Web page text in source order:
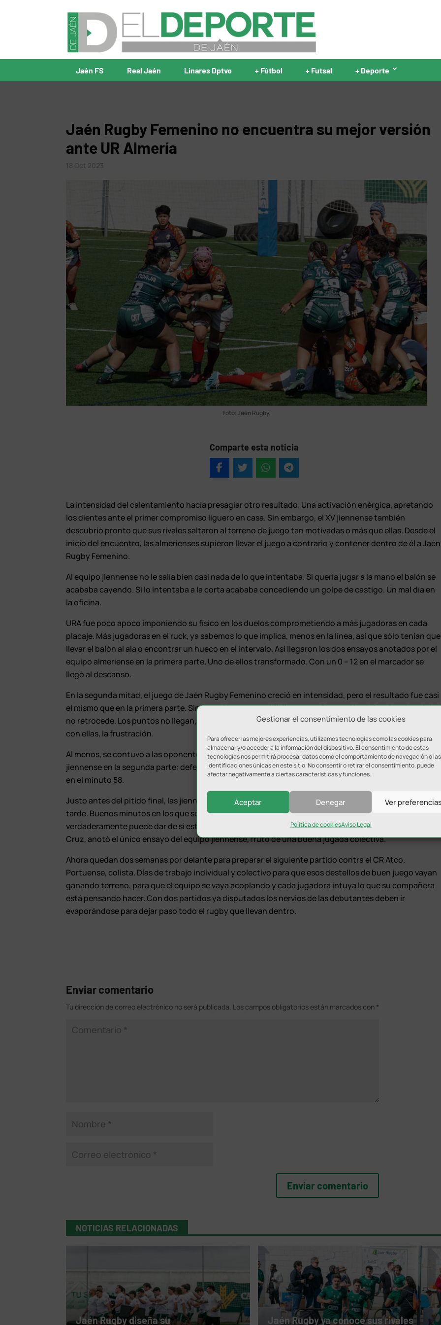
Gestionar el consentimiento de las cookies
Para ofrecer las mejores experiencias, utilizamos tecnologías como las cookies para
almacenar y/o acceder a la información del dispositivo. El consentimiento de estas
tecnologías nos permitirá procesar datos como el comportamiento de navegación o las
identificaciones únicas en este sitio. No consentir o retirar el consentimiento, puede
afectar negativamente a ciertas características y funciones.
Aceptar Denegar Ver
Política de cookiesAviso Legal
Jaén FS Real Jaén Linares Dptvo + Fútbol + Futsal + Deporte
Jaén Rugby Femenino no encuentra su mejor versión
ante UR Almería
Foto: Jaén Rugby.
Comparte esta noticia
La intensidad del calentamiento hacía presagiar otro resultado. Una activación enérgica, apretando
los dientes ante el primer compromiso liguero en casa. Sin embargo, el XV jiennense también
descubrió pronto que sus rivales saltaron al terreno de juego tan motivadas o más que ellas. Desde el
inicio del encuentro, las almerienses supieron llevar el juego a contrario y contener dentro de él a Jaén
Rugby Femenino.
Al equipo jiennense no le salía bien casi nada de lo que intentaba. Si quería jugar a la mano el balón se
acababa cayendo. Si lo intentaba a la corta acababa concediendo un golpe de castigo. Un mal día en
la oficina.
URA fue poco apoco imponiendo su físico en los duelos comprometiendo a más jugadoras en cada
placaje. Más jugadoras en el ruck, ya sabemos lo que implica, menos en la línea, así que sólo tenían que
llevar el balón al ala o encontrar un hueco en el intervalo. Así llegaron los dos ensayos anotados por el
equipo almeriense en la primera parte. Uno de ellos transformado. Con un 0 – 12 en el marcador se
llegó al descanso.
En la segunda mitad, el juego de Jaén Rugby Femenino creció en intensidad, pero el resultado fue casi
el mismo que en la primera parte. Sin posesión, es muy difícil avanzar. Sin presión defensiva alta, el
no retrocede. Los puntos no llegan, los ataques mueren lejos de la línea de ensayo, surgen las dudas y,
con ellas, la frustración.
Al menos, se contuvo a las oponentes, porque, básicamente eso fue lo que hicieron las jugadoras
jiennense en la segunda parte: defender. No obstante, aún así, URA sumó su tercer, y último ensayo,
en el minuto 58.
Justo antes del pitido final, las jiennenses lograron por fin encadenar fases en ataque. Demasiado
tarde. Buenos minutos en los que se pudo ver a lo que Jaén Rugby Femenino quiere jugar y lo que
verdaderamente puede dar de sí esta plantilla tan joven – seis sub 18 en el XV inicial. Una de ellas, Laura
Cruz, anotó el único ensayo del equipo jiennense, fruto de una buena jugada colectiva.
Ahora quedan dos semanas por delante para preparar el siguiente partido contra el CR Atco.
Portuense, colista. Días de trabajo individual y colectivo para que esos destellos de buen juego vayan
ganando terreno, para que el equipo se vaya acoplando y cada jugadora intuya lo que su compañera
está pensando hacer. Con dos partidos ya disputados los nervios de las debutantes deben ir
evaporándose para dejar paso todo el rugby que llevan dentro.
Enviar comentario
Tu dirección de correo electrónico no será publicada. Los campos obligatorios están marcados con *
NOTICIAS RELACIONADAS
Jaén Rugby diseña su Jaén Rugby ya conoce sus rivales